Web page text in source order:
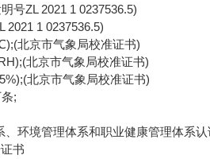
ZL 2021 1 0237536.5)
1 0237536.5)
京市气象局校准证书)
北京市气象局校准证书)
北京市气象局校准证书)
;
环境管理体系和职业健康管理体系认
书